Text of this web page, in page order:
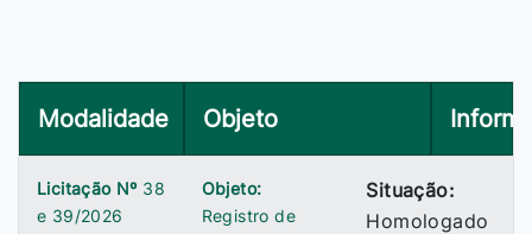
Modalidade Objeto
Licitação Nº 38
e 39/2026
Objeto:
Registro de
Situação:
Homologado